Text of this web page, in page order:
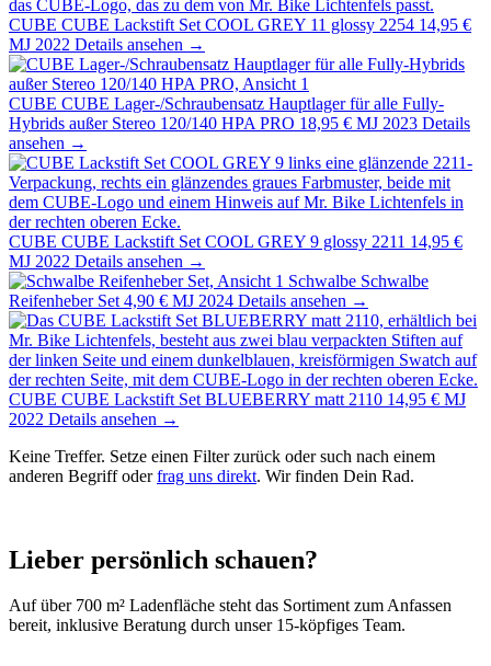
CUBE CUBE Lackstift Set COOL GREY 11 glossy 2254 14,95 €
MJ 2022 Details ansehen →
CUBE CUBE Lager-/Schraubensatz Hauptlager für alle Fully-
Hybrids außer Stereo 120/140 HPA PRO 18,95 € MJ 2023 Details
ansehen →
CUBE CUBE Lackstift Set COOL GREY 9 glossy 2211 14,95 €
MJ 2022 Details ansehen →
Schwalbe Schwalbe
Reifenheber Set 4,90 € MJ 2024 Details ansehen →
CUBE CUBE Lackstift Set BLUEBERRY matt 2110 14,95 € MJ
2022 Details ansehen →
Keine Treffer. Setze einen Filter zurück oder such nach einem
anderen Begriff oderfrag uns direkt. Wir finden Dein Rad.
Lieber persönlich schauen?
Auf über 700 m² Ladenfläche steht das Sortiment zum Anfassen
bereit, inklusive Beratung durch unser 15-köpfiges Team.